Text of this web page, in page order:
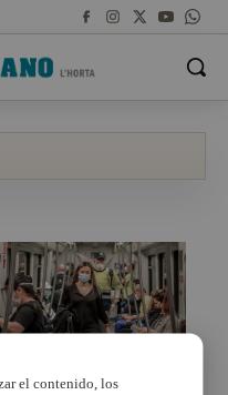
el contenido, los